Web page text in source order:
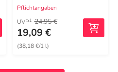
Pflichtangaben
UVP1 24,95 €
19,09 €
(38,18 €/1 l)